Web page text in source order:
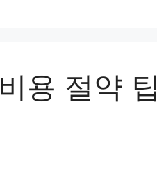
용 절약 팁